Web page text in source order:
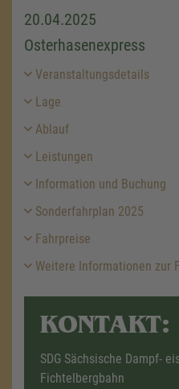
20.04.2025
Osterhasenexpress
Veranstaltungsdetails
Lage
Ablauf
Leistungen
Information und Buchung
Sonderfahrplan 2025
Fahrpreise
Weitere Informationen zur
KONTAKT:
SDG Sächsische Dampf-
Fichtelbergbahn